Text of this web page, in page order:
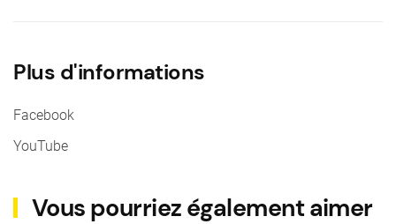
Plus d'informations
Facebook
YouTube
Vous pourriez également aimer